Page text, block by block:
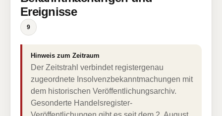
Ereignisse
9
Hinweis zum Zeitraum
Der Zeitstrahl verbindet registergenau
zugeordnete Insolvenzbekanntmachungen mit
dem historischen Veröffentlichungsarchiv.
Gesonderte Handelsregister-